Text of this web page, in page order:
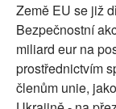
Země EU se již
Bezpečnostní
miliard eur na
prostřednictvím
členům unie,